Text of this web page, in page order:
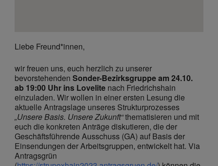
Liebe Freund*innen,
wir freuen uns, euch herzlich zu unserer
bevorstehenden Sonder-Bezirksgruppe am 24.10.
ab 19:00 Uhr ins Lovelite nach Friedrichshain
einzuladen. Wir wollen in einer ersten Lesung die
aktuelle Antragslage unseres Strukturprozesses
„Unsere Basis. Unsere Zukunft“thematisieren und mit
euch die konkreten Anträge diskutieren, die der
Geschäftsführende Ausschuss (GA) auf Basis der
Einsendungen der Arbeitsgruppen, entwickelt hat. Via
Antragsgrün